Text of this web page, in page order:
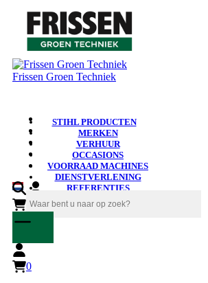
Frissen Groen Techniek
STIHL PRODUCTEN
MERKEN
VERHUUR
OCCASIONS
VOORRAAD MACHINES
DIENSTVERLENING
REFERENTIES
0
0